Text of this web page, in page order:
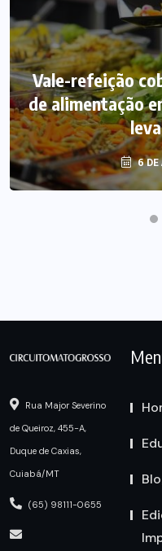
Vale-refeição
de alimentação
6 DE
Rua Major Severino
de Queiroz, 455-A,
Duque de Caxias,
Cuiabá/MT
(65) 98111-0655